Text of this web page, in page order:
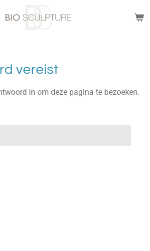
vereist
in om deze pagina te bezoeken.